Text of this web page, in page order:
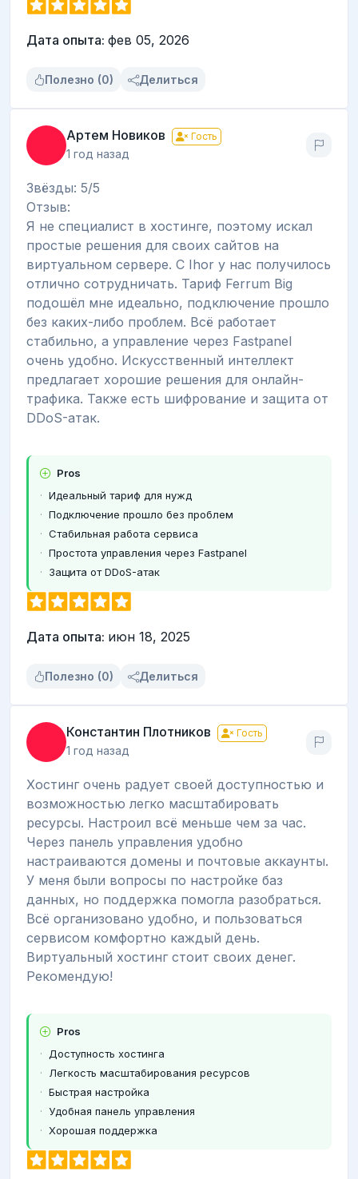
Дата опыта: фев 05, 2026
Полезно (0) Делиться
Артем Новиков Гость
1 год назад
Звёзды: 5/5
Отзыв:
Я не специалист в хостинге, поэтому искал
простые решения для своих сайтов на
виртуальном сервере. С Ihor у нас получилось
отлично сотрудничать. Тариф Ferrum Big
подошёл мне идеально, подключение прошло
без каких-либо проблем. Всё работает
стабильно, а управление через Fastpanel
очень удобно. Искусственный интеллект
предлагает хорошие решения для онлайн-
трафика. Также есть шифрование и защита от
DDoS-атак.
Pros
Идеальный тариф для нужд
Подключение прошло без проблем
Стабильная работа сервиса
Простота управления через Fastpanel
Защита от DDoS-атак
Дата опыта: июн 18, 2025
Полезно (0) Делиться
Константин Плотников Гость
1 год назад
Хостинг очень радует своей доступностью и
возможностью легко масштабировать
ресурсы. Настроил всё меньше чем за час.
Через панель управления удобно
настраиваются домены и почтовые аккаунты.
У меня были вопросы по настройке баз
данных, но поддержка помогла разобраться.
Всё организовано удобно, и пользоваться
сервисом комфортно каждый день.
Виртуальный хостинг стоит своих денег.
Рекомендую!
Pros
Доступность хостинга
Легкость масштабирования ресурсов
Быстрая настройка
Удобная панель управления
Хорошая поддержка